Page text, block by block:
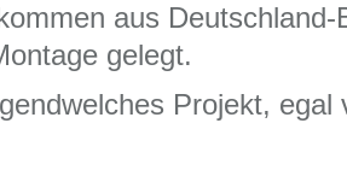
aus
gelegt.
Projekt, egal